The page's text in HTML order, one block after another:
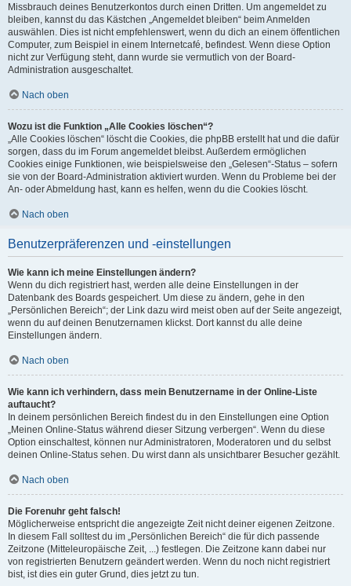
Missbrauch deines Benutzerkontos durch einen Dritten. Um angemeldet zu
bleiben, kannst du das Kästchen „Angemeldet bleiben“ beim Anmelden
auswählen. Dies ist nicht empfehlenswert, wenn du dich an einem öffentlichen
Computer, zum Beispiel in einem Internetcafé, befindest. Wenn diese Option
nicht zur Verfügung steht, dann wurde sie vermutlich von der Board-
Administration ausgeschaltet.
Nach oben
Wozu ist die Funktion „Alle Cookies löschen“?
„Alle Cookies löschen“ löscht die Cookies, die phpBB erstellt hat und die dafür
sorgen, dass du im Forum angemeldet bleibst. Außerdem ermöglichen
Cookies einige Funktionen, wie beispielsweise den „Gelesen“-Status – sofern
sie von der Board-Administration aktiviert wurden. Wenn du Probleme bei der
An- oder Abmeldung hast, kann es helfen, wenn du die Cookies löscht.
Nach oben
Benutzerpräferenzen und -einstellungen
Wie kann ich meine Einstellungen ändern?
Wenn du dich registriert hast, werden alle deine Einstellungen in der
Datenbank des Boards gespeichert. Um diese zu ändern, gehe in den
„Persönlichen Bereich“; der Link dazu wird meist oben auf der Seite angezeigt,
wenn du auf deinen Benutzernamen klickst. Dort kannst du alle deine
Einstellungen ändern.
Nach oben
Wie kann ich verhindern, dass mein Benutzername in der Online-Liste
auftaucht?
In deinem persönlichen Bereich findest du in den Einstellungen eine Option
„Meinen Online-Status während dieser Sitzung verbergen“. Wenn du diese
Option einschaltest, können nur Administratoren, Moderatoren und du selbst
deinen Online-Status sehen. Du wirst dann als unsichtbarer Besucher gezählt.
Nach oben
Die Forenuhr geht falsch!
Möglicherweise entspricht die angezeigte Zeit nicht deiner eigenen Zeitzone.
In diesem Fall solltest du im „Persönlichen Bereich“ die für dich passende
Zeitzone (Mitteleuropäische Zeit, ...) festlegen. Die Zeitzone kann dabei nur
von registrierten Benutzern geändert werden. Wenn du noch nicht registriert
bist, ist dies ein guter Grund, dies jetzt zu tun.